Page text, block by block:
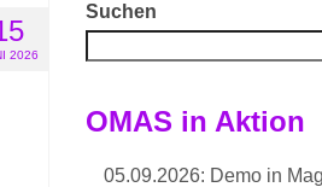
2026
Suchen
OMAS in Aktion
05.09.2026: Demo in